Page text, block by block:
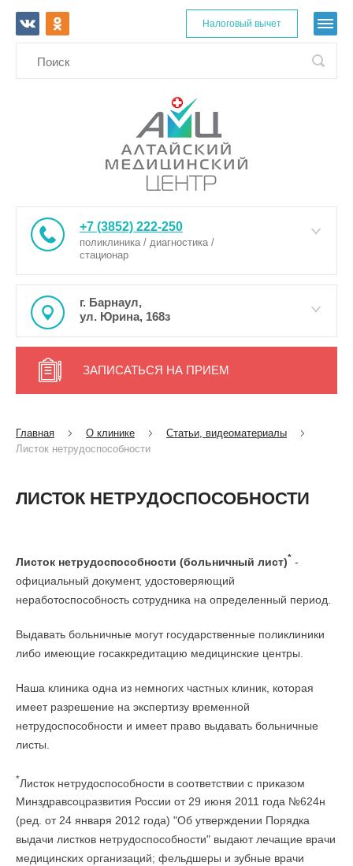
Налоговый вычет
+7 (3852) 222-250
поликлиника / диагностика /
стационар
г. Барнаул,
ул. Юрина, 168з
ЗАПИСАТЬСЯ НА ПРИЕМ
Главная О клинике
Статьи, видеоматериалы
Листок нетрудоспособности
ЛИСТОК НЕТРУДОСПОСОБНОСТИ
Листок нетрудоспособности (больничный лист)* -
официальный документ, удостоверяющий
неработоспособность сотрудника на определенный период.
Выдавать больничные могут государственные поликлиники
либо имеющие госаккредитацию медицинские центры.
Наша клиника одна из немногих частных клиник, которая
имеет разрешение на экспертизу временной
нетрудоспособности и имеет право выдавать больничные
листы.
*Листок нетрудоспособности в соответствии с приказом
Минздравсоцразвития России от 29 июня 2011 года №624н
(ред. от 24 января 2012 года) "Об утверждении Порядка
выдачи листков нетрудоспособности" выдают лечащие врачи
медицинских организаций; фельдшеры и зубные врачи